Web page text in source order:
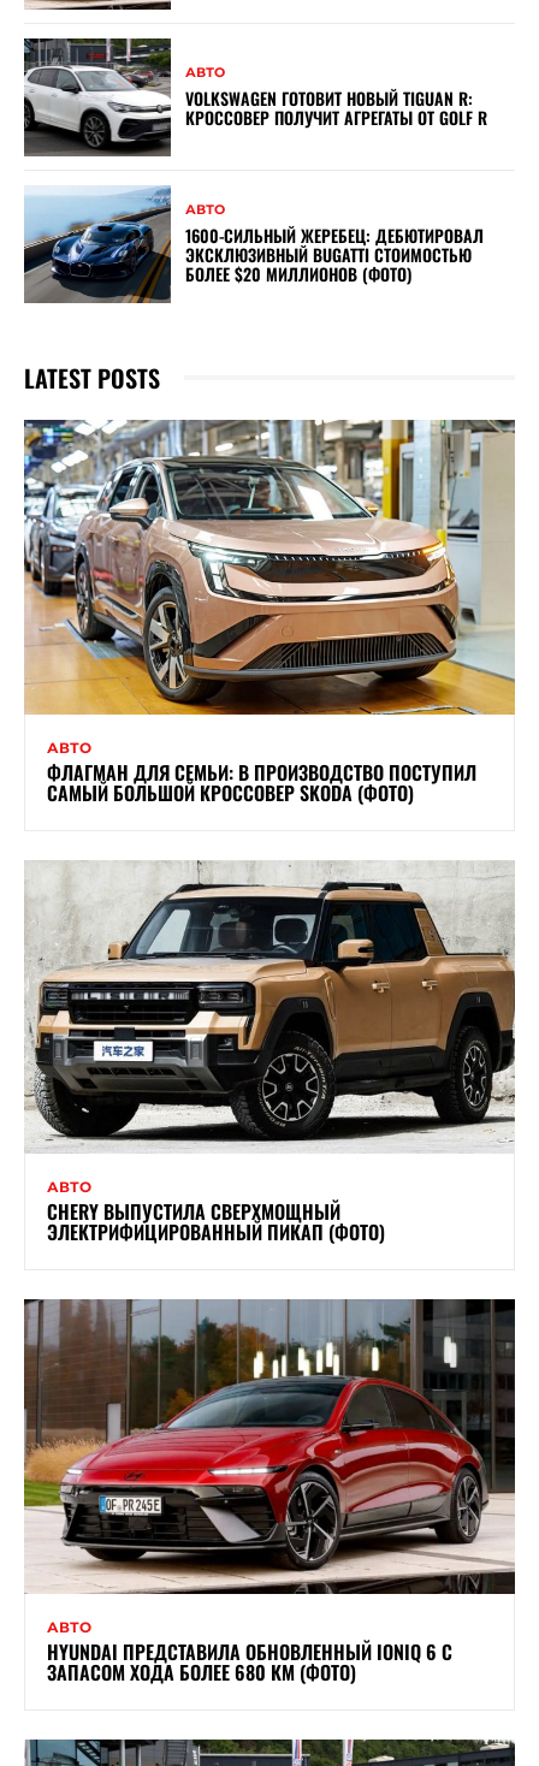
АВТО
VOLKSWAGEN ГОТОВИТ НОВЫЙ TIGUAN R:
КРОССОВЕР ПОЛУЧИТ АГРЕГАТЫ ОТ GOLF R
АВТО
1600-СИЛЬНЫЙ ЖЕРЕБЕЦ: ДЕБЮТИРОВАЛ
ЭКСКЛЮЗИВНЫЙ BUGATTI СТОИМОСТЬЮ
БОЛЕЕ $20 МИЛЛИОНОВ (ФОТО)
LATEST POSTS
АВТО
ФЛАГМАН ДЛЯ СЕМЬИ: В ПРОИЗВОДСТВО ПОСТУПИЛ
САМЫЙ БОЛЬШОЙ КРОССОВЕР SKODA (ФОТО)
АВТО
CHERY ВЫПУСТИЛА СВЕРХМОЩНЫЙ
ЭЛЕКТРИФИЦИРОВАННЫЙ ПИКАП (ФОТО)
АВТО
HYUNDAI ПРЕДСТАВИЛА ОБНОВЛЕННЫЙ IONIQ 6 С
ЗАПАСОМ ХОДА БОЛЕЕ 680 КМ (ФОТО)